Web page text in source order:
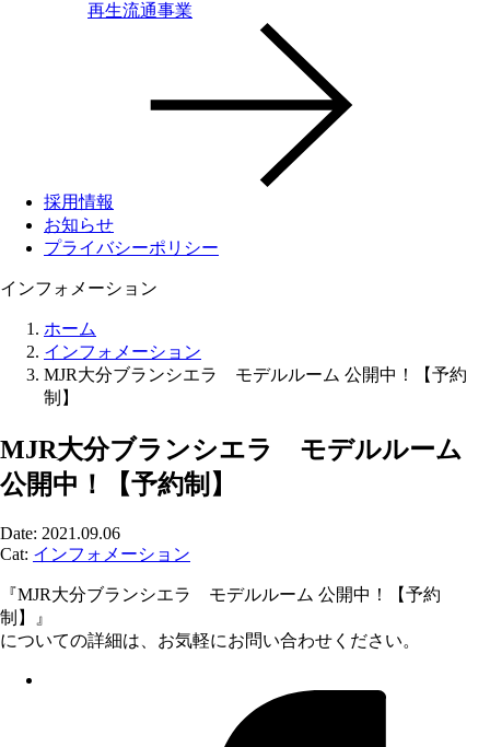
再生流通事業
採用情報
お知らせ
プライバシーポリシー
インフォメーション
ホーム
インフォメーション
MJR大分ブランシエラ モデルルーム 公開中！【予約
制】
MJR大分ブランシエラ モデルルーム
公開中！【予約制】
Date: 2021.09.06
Cat: インフォメーション
『MJR大分ブランシエラ モデルルーム 公開中！【予約
制】』
についての詳細は、お気軽にお問い合わせください。